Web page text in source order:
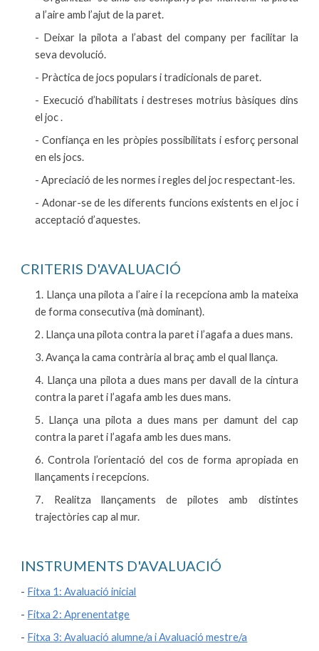
a l’aire amb l’ajut de la paret.
- Deixar la pilota a l’abast del company per facilitar la
seva devolució.
- Pràctica de jocs populars i tradicionals de paret.
- Execució d’habilitats i destreses motrius bàsiques dins
el joc .
- Confiança en les pròpies possibilitats i esforç personal
en els jocs.
- Apreciació de les normes i regles del joc respectant-les.
- Adonar-se de les diferents funcions existents en el joc i
acceptació d’aquestes.
CRITERIS D'AVALUACIÓ
1. Llança una pilota a l’aire i la recepciona amb la mateixa
de forma consecutiva (mà dominant).
2. Llança una pilota contra la paret i l’agafa a dues mans.
3. Avança la cama contrària al braç amb el qual llança.
4. Llança una pilota a dues mans per davall de la cintura
contra la paret i l’agafa amb les dues mans.
5. Llança una pilota a dues mans per damunt del cap
contra la paret i l’agafa amb les dues mans.
6. Controla l’orientació del cos de forma apropiada en
llançaments i recepcions.
7. Realitza llançaments de pilotes amb distintes
trajectòries cap al mur.
INSTRUMENTS D'AVALUACIÓ
- Fitxa 1: Avaluació inicial
- Fitxa 2: Aprenentatge
- Fitxa 3: Avaluació alumne/a i Avaluació mestre/a